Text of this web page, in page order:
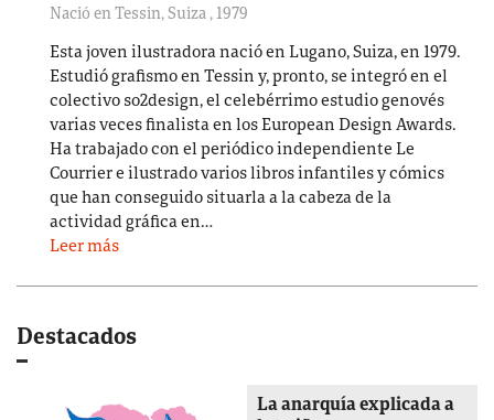
Nació en Tessin, Suiza , 1979
Esta joven ilustradora nació en Lugano, Suiza, en 1979.
Estudió grafismo en Tessin y, pronto, se integró en el
colectivo so2design, el celebérrimo estudio genovés
varias veces finalista en los European Design Awards.
Ha trabajado con el periódico independiente Le
Courrier e ilustrado varios libros infantiles y cómics
que han conseguido situarla a la cabeza de la
actividad gráfica en…
Leer más
Destacados
La anarquía explicada a